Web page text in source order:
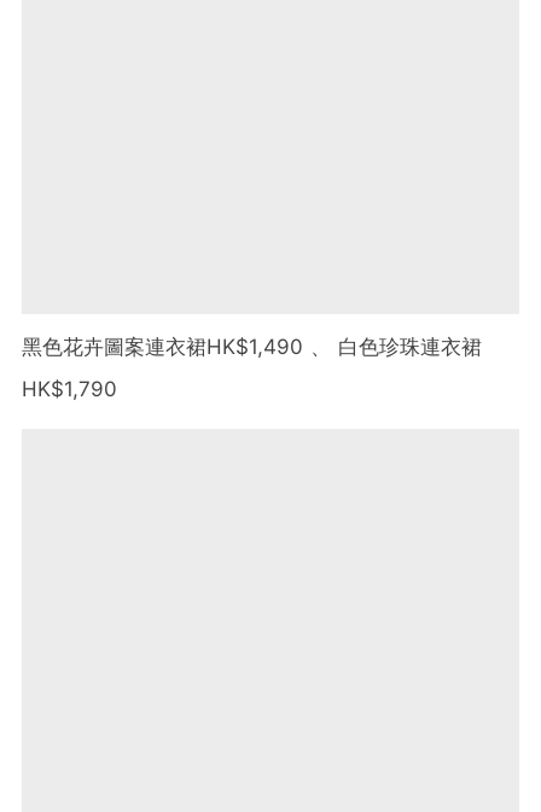
黑色花卉圖案連衣裙HK$1,490 、 白色珍珠連衣裙
HK$1,790